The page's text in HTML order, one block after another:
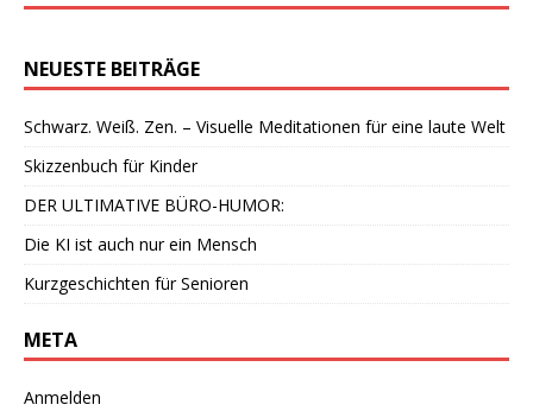
NEUESTE BEITRÄGE
Schwarz. Weiß. Zen. – Visuelle Meditationen für eine laute Welt
Skizzenbuch für Kinder
DER ULTIMATIVE BÜRO-HUMOR:
Die KI ist auch nur ein Mensch
Kurzgeschichten für Senioren
META
Anmelden